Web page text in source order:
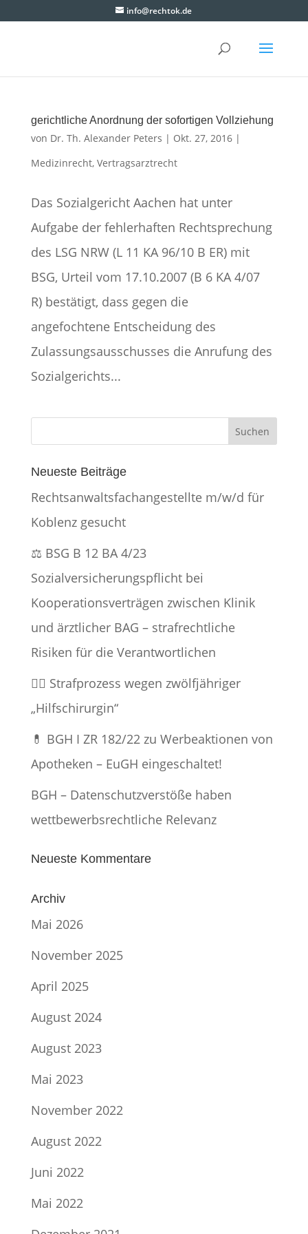
info@rechtok.de
gerichtliche Anordnung der sofortigen Vollziehung
von Dr. Th. Alexander Peters | Okt. 27, 2016|
Medizinrecht, Vertragsarztrecht
Das Sozialgericht Aachen hat unter
Aufgabe der fehlerhaften Rechtsprechung
des LSG NRW (L 11 KA 96/10 B ER) mit
BSG, Urteil vom 17.10.2007 (B 6 KA 4/07
R) bestätigt, dass gegen die
angefochtene Entscheidung des
Zulassungsausschusses die Anrufung des
Sozialgerichts...
Neueste Beiträge
Rechtsanwaltsfachangestellte m/w/d für
Koblenz gesucht
⚖️ BSG B 12 BA 4/23
Sozialversicherungspflicht bei
Kooperationsverträgen zwischen Klinik
und ärztlicher BAG – strafrechtliche
Risiken für die Verantwortlichen
👨‍⚕️ Strafprozess wegen zwölfjähriger
„Hilfschirurgin“
💊 BGH I ZR 182/22 zu Werbeaktionen von
Apotheken – EuGH eingeschaltet!
BGH – Datenschutzverstöße haben
wettbewerbsrechtliche Relevanz
Neueste Kommentare
Archiv
Mai 2026
November 2025
April 2025
August 2024
August 2023
Mai 2023
November 2022
August 2022
Juni 2022
Mai 2022